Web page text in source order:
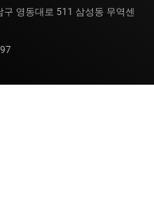
영동대로 511 삼성동 무역센